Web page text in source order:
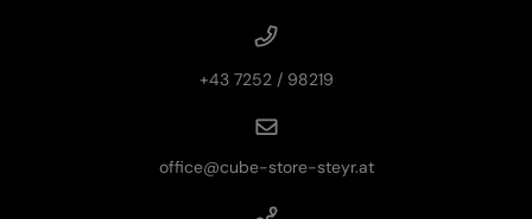
+43 7252 / 98219
office@cube-store-steyr.at